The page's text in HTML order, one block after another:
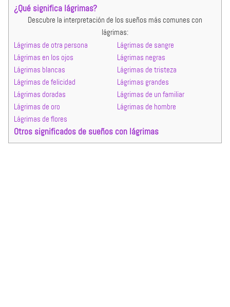
¿Qué significa lágrimas?
Descubre la interpretación de los sueños más comunes con
lágrimas:
Lágrimas de otra persona
Lágrimas de sangre
Lágrimas en los ojos
Lágrimas negras
Lágrimas blancas
Lágrimas de tristeza
Lágrimas de felicidad
Lágrimas grandes
Lágrimas doradas
Lágrimas de un familiar
Lágrimas de oro
Lágrimas de hombre
Lágrimas de flores
Otros significados de sueños con lágrimas